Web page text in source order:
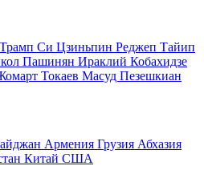
Си Цзиньпин Реджеп Тайип
Пашинян Ираклий Кобахидзе
Токаев Масуд Пезешкиан
Армения Грузия Абхазия
Китай США